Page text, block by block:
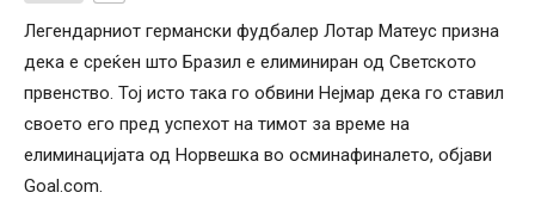
Легендарниот германски фудбалер Лотар Матеус призна
дека е среќен што Бразил е елиминиран од Светското
првенство. Тој исто така го обвини Нејмар дека го ставил
своето его пред успехот на тимот за време на
елиминацијата од Норвешка во осминафиналето, објави
Goal.com.